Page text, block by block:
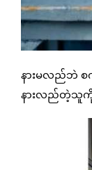
နားမလည်ဘဲ စ
နားလည်တဲ့သူကို